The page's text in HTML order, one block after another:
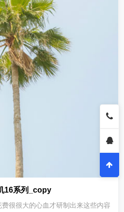
16系列_copy
很很大的心血才研制出来这些内容